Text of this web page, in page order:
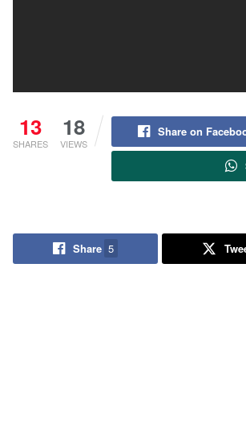
13
SHARES
18
VIEWS
Share on
Share 5